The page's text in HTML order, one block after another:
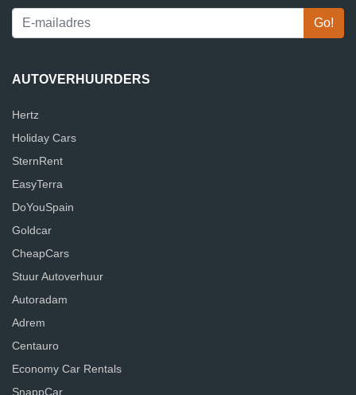
AUTOVERHUURDERS
Hertz
Holiday Cars
SternRent
EasyTerra
DoYouSpain
Goldcar
CheapCars
Stuur Autoverhuur
Autoradam
Adrem
Centauro
Economy Car Rentals
SnappCar